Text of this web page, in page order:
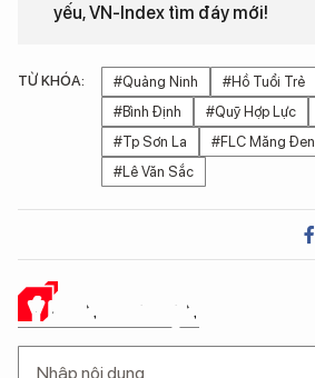
yếu, VN-Index tìm đáy mới!
TỪ KHÓA: #Quảng Ninh #Hồ Tuổi Trẻ
#Bình Định
#Quỹ Hợp Lực
#Tp Sơn La
#FLC Măng Đen
#Lê Văn Sắc
Ý KIẾN CỦA BẠN